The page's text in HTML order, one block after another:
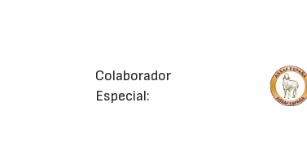
Colaborador
Especial: